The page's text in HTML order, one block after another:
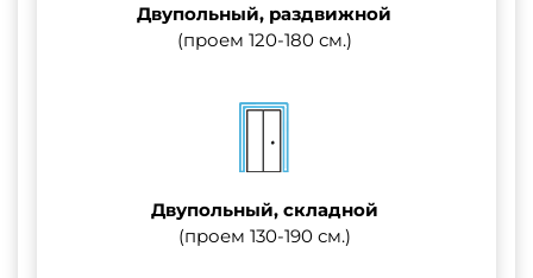
Двупольный, раздвижной
(проем 120-180 см.)
Двупольный, складной
(проем 130-190 см.)